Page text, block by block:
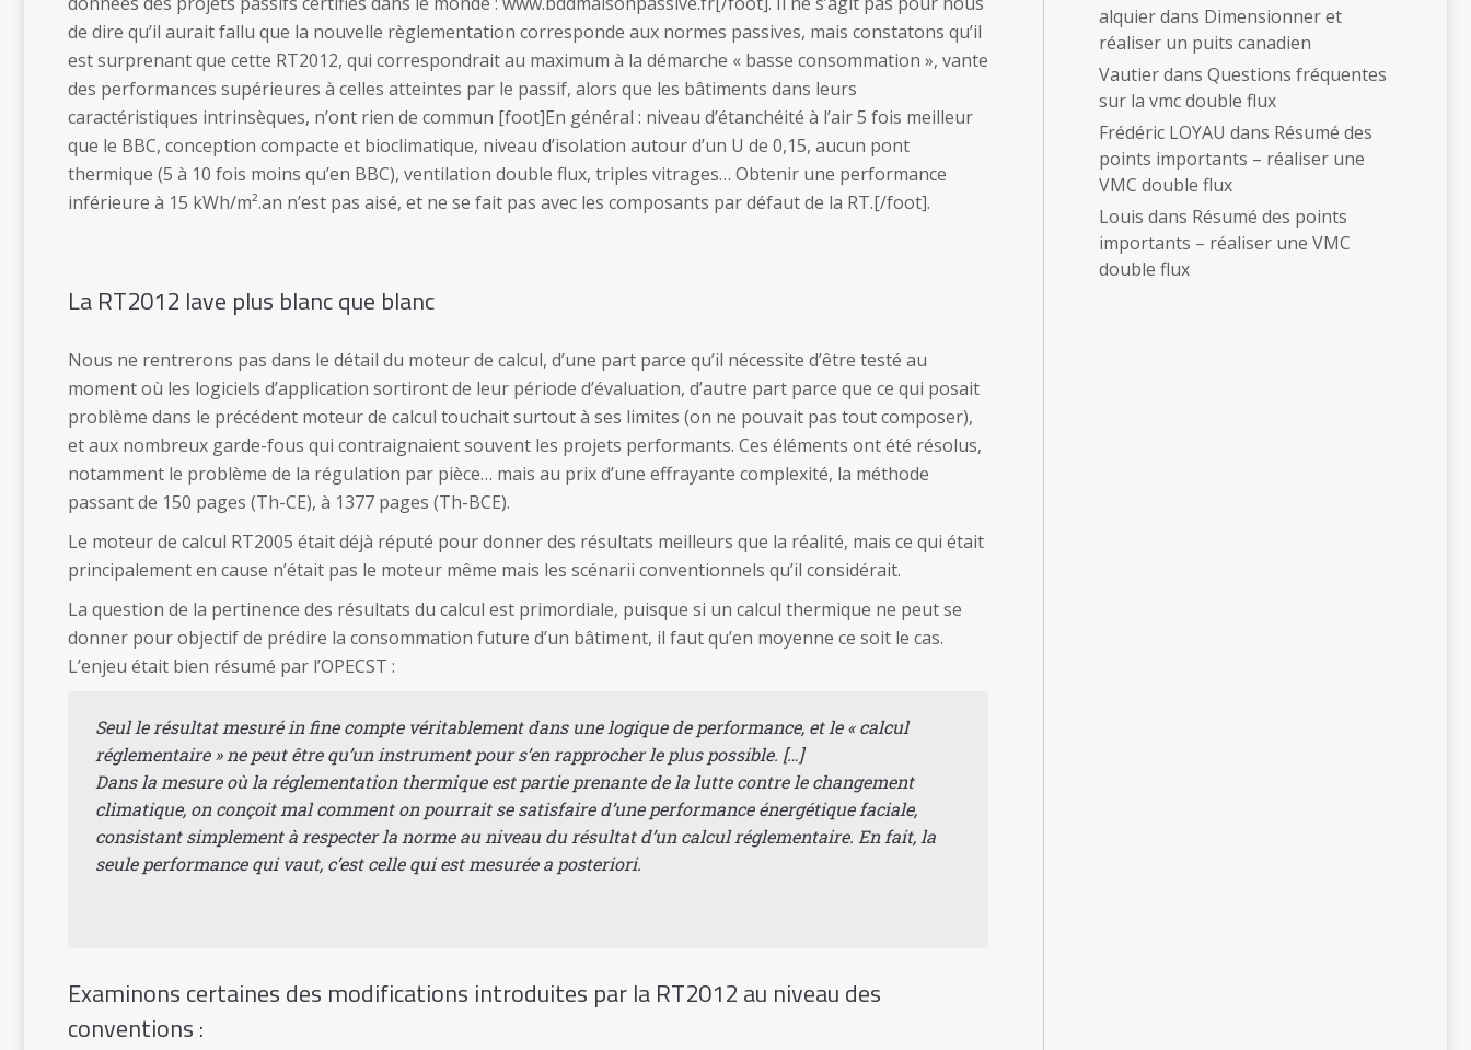
de dire qu’il aurait fallu que la nouvelle règlementation corresponde aux normes passives, mais constatons qu’il
est surprenant que cette RT2012, qui correspondrait au maximum à la démarche « basse consommation », vante
des performances supérieures à celles atteintes par le passif, alors que les bâtiments dans leurs
caractéristiques intrinsèques, n’ont rien de commun [foot]En général : niveau d’étanchéité à l’air 5 fois meilleur
que le BBC, conception compacte et bioclimatique, niveau d’isolation autour d’un U de 0,15, aucun pont
thermique (5 à 10 fois moins qu’en BBC), ventilation double flux, triples vitrages… Obtenir une performance
inférieure à 15 kWh/m².an n’est pas aisé, et ne se fait pas avec les composants par défaut de la RT.[/foot].
La RT2012 lave plus blanc que blanc
Nous ne rentrerons pas dans le détail du moteur de calcul, d’une part parce qu’il nécessite d’être testé au
moment où les logiciels d’application sortiront de leur période d’évaluation, d’autre part parce que ce qui posait
problème dans le précédent moteur de calcul touchait surtout à ses limites (on ne pouvait pas tout composer),
et aux nombreux garde-fous qui contraignaient souvent les projets performants. Ces éléments ont été résolus,
notamment le problème de la régulation par pièce… mais au prix d’une effrayante complexité, la méthode
passant de 150 pages (Th-CE), à 1377 pages (Th-BCE).
Le moteur de calcul RT2005 était déjà réputé pour donner des résultats meilleurs que la réalité, mais ce qui était
principalement en cause n’était pas le moteur même mais les scénarii conventionnels qu’il considérait.
La question de la pertinence des résultats du calcul est primordiale, puisque si un calcul thermique ne peut se
donner pour objectif de prédire la consommation future d’un bâtiment, il faut qu’en moyenne ce soit le cas.
L’enjeu était bien résumé par l’OPECST :
Seul le résultat mesuré in fine compte véritablement dans une logique de performance, et le « calcul
réglementaire » ne peut être qu’un instrument pour s’en rapprocher le plus possible. […]
Dans la mesure où la réglementation thermique est partie prenante de la lutte contre le changement
climatique, on conçoit mal comment on pourrait se satisfaire d’une performance énergétique faciale,
consistant simplement à respecter la norme au niveau du résultat d’un calcul réglementaire. En fait, la
seule performance qui vaut, c’est celle qui est mesurée a posteriori.
Examinons certaines des modifications introduites par la RT2012 au niveau des
conventions :
alquierdans Dimensionner et
réaliser un puits canadien
VautierdansQuestions fréquentes
sur la vmc double flux
Frédéric LOYAU dans Résumé des
points importants – réaliser une
VMC double flux
Louis dans Résumé des points
importants – réaliser une VMC
double flux